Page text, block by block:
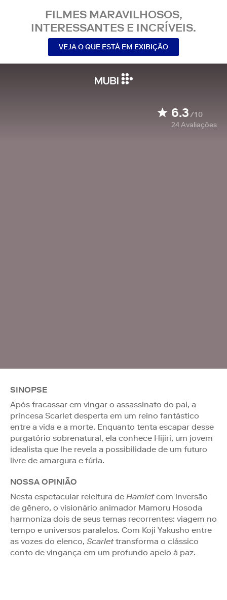
FILMES MARAVILHOSOS,
INTERESSANTES E INCRÍVEIS.
VEJA O QUE ESTÁ EM EXIBIÇÃO
6.3/10
24Avaliações
SINOPSE
Após fracassar em vingar o assassinato do pai, a
princesa Scarlet desperta em um reino fantástico
entre a vida e a morte. Enquanto tenta escapar desse
purgatório sobrenatural, ela conhece Hijiri, um jovem
idealista que lhe revela a possibilidade de um futuro
livre de amargura e fúria.
NOSSA OPINIÃO
Nesta espetacular releitura de Hamletcom inversão
de gênero, o visionário animador Mamoru Hosoda
harmoniza dois de seus temas recorrentes: viagem no
tempo e universos paralelos. Com Koji Yakusho entre
as vozes do elenco, Scarlettransforma o clássico
conto de vingança em um profundo apelo à paz.